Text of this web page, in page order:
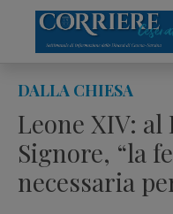
content
DALLA CHIESA
Leone XIV: al
Signore, “la
necessaria